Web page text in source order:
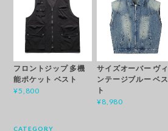
フロントジップ 多機
能ポケット ベスト
¥5,800
サイズオーバー ヴィ
ンテージブルー ベス
ト
¥8,980
CATEGORY